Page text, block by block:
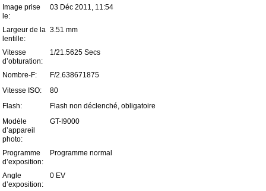
Image prise
le:
03 Déc 2011, 11:54
Largeur de la
lentille:
3.51 mm
Vitesse
d’obturation:
1/21.5625 Secs
Nombre-F:
F/2.638671875
Vitesse ISO:
80
Flash:
Flash non déclenché, obligatoire
Modèle
d’appareil
photo:
GT-I9000
Programme
d’exposition:
Programme normal
Angle
d’exposition:
0 EV